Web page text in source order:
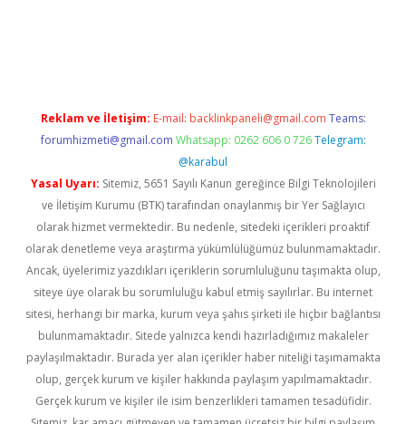
Reklam ve İletişim: E-mail: backlinkpaneli@gmail.com Teams:
forumhizmeti@gmail.com Whatsapp: 0262 606 0 726 Telegram:
@karabul
Yasal Uyarı: Sitemiz, 5651 Sayılı Kanun gereğince Bilgi Teknolojileri
ve İletişim Kurumu (BTK) tarafından onaylanmış bir Yer Sağlayıcı
olarak hizmet vermektedir. Bu nedenle, sitedeki içerikleri proaktif
olarak denetleme veya araştırma yükümlülüğümüz bulunmamaktadır.
Ancak, üyelerimiz yazdıkları içeriklerin sorumluluğunu taşımakta olup,
siteye üye olarak bu sorumluluğu kabul etmiş sayılırlar. Bu internet
sitesi, herhangi bir marka, kurum veya şahıs şirketi ile hiçbir bağlantısı
bulunmamaktadır. Sitede yalnızca kendi hazırladığımız makaleler
paylaşılmaktadır. Burada yer alan içerikler haber niteliği taşımamakta
olup, gerçek kurum ve kişiler hakkında paylaşım yapılmamaktadır.
Gerçek kurum ve kişiler ile isim benzerlikleri tamamen tesadüfidir.